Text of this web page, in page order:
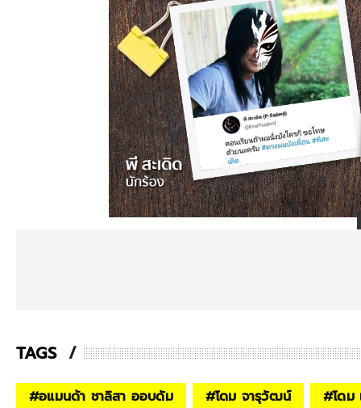
TAGS
#อแมนด้า ชาลิสา ออบดัม #โดม จารุวัฒน์ #โดม